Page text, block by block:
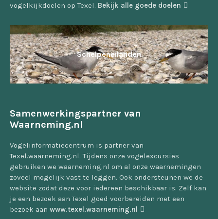
vogelkijkdoelen op Texel. Bekijk alle goede doelen
Schelpeneilanden
Samenwerkingspartner van
Waarneming.nl
Vogelinformatiecentrum is partner van
Texel.waarneming.nl. Tijdens onze vogelexcursies
gebruiken we waarneming.nl om al onze waarnemingen
zoveel mogelijk vast te leggen. Ook ondersteunen we de
website zodat deze voor iedereen beschikbaar is. Zelf kan
je een bezoek aan Texel goed voorbereiden met een
bezoek aan www.texel.waarneming.nl